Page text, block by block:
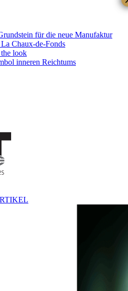
für die neue Manufaktur
Chaux-de-Fonds
look
inneren Reichtums